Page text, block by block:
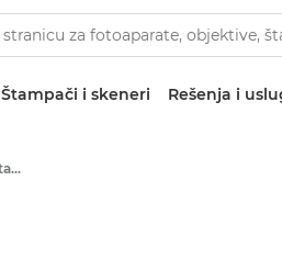
Štampači i skeneri Rešenja i
Medijski sadržaj za stono štampanje – Canon medijski centar